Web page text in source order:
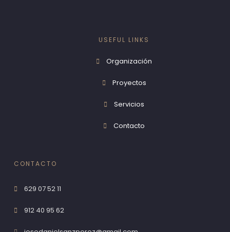
USEFUL LINKS
Organización
Proyectos
Servicios
Contacto
CONTACTO
629 07 52 11
912 40 95 62